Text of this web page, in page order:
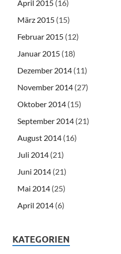
April 2015 (16)
März 2015 (15)
Februar 2015 (12)
Januar 2015 (18)
Dezember 2014 (11)
November 2014 (27)
Oktober 2014 (15)
September 2014 (21)
August 2014 (16)
Juli 2014 (21)
Juni 2014 (21)
Mai 2014 (25)
April 2014 (6)
KATEGORIEN